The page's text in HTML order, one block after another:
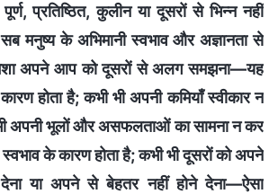
प्रतिष्ठित, कुलीन या दूसरों से भिन्न नहीं
मनुष्य के अभिमानी स्वभाव और अज्ञानता से
अपने आप को दूसरों से अलग समझना—यह
होता है; कभी भी अपनी कमियाँ स्वीकार न
अपनी भूलों और असफलताओं का सामना न कर
के कारण होता है; कभी भी दूसरों को अपने
या अपने से बेहतर नहीं होने देना—ऐसा